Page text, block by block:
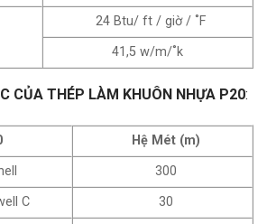
24 Btu/ ft / giờ / ˚F
41,5 w/m/˚k
CỦA THÉP LÀM KHUÔN NHỰA P20:
Hệ Mét (m)
300
C
30